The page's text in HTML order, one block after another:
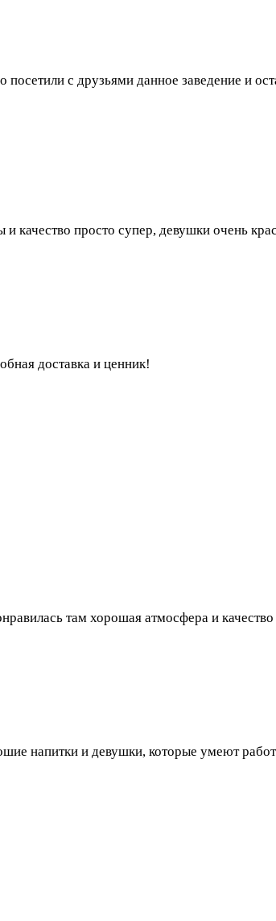
посетили с друзьями данное заведение и
качество просто супер, девушки очень
доставка и ценник!
там хорошая атмосфера и
напитки и девушки, которые умеют